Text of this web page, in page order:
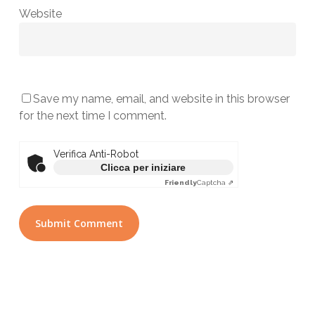
Website
Save my name, email, and website in this browser
for the next time I comment.
Verifica Anti-Robot
Clicca per iniziare
FriendlyCaptcha ⇗